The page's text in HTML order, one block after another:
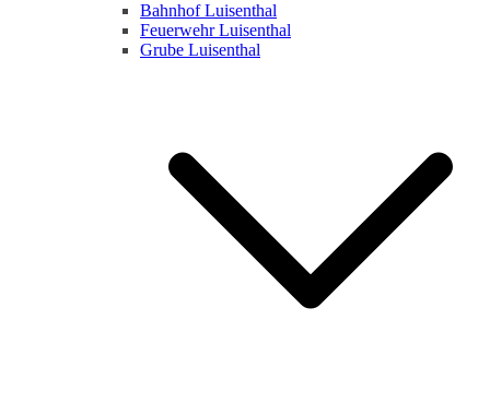
Bahnhof Luisenthal
Feuerwehr Luisenthal
Grube Luisenthal